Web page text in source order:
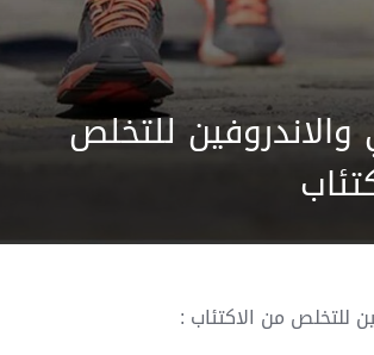
للتخلص
للتخلص من الاكتئاب :